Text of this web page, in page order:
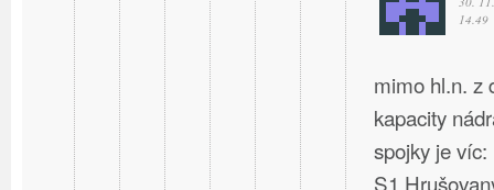
14.49
mimo hl.n. z
kapacity
spojky je víc:
S1